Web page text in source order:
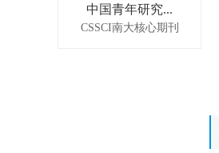
中国青年研究...
CSSCI南大核心期刊